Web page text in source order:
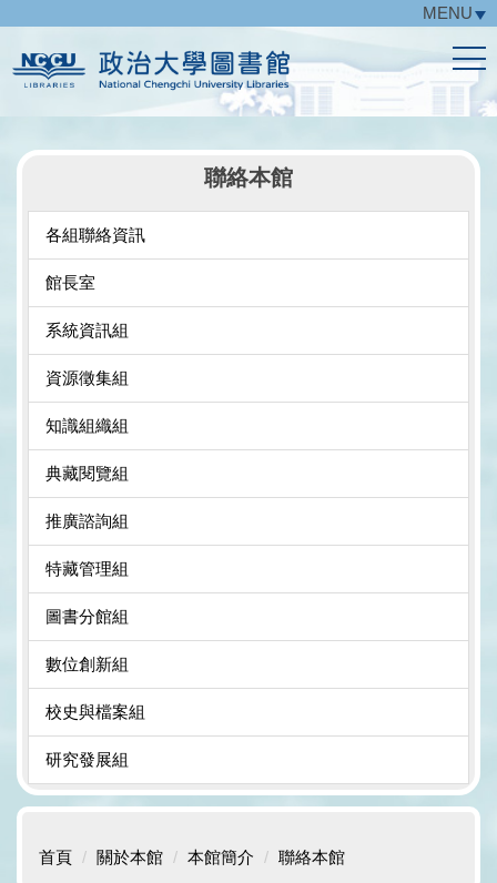
主
要
區
MENU
聯絡本館
各組聯絡資訊
館長室
系統資訊組
資源徵集組
知識組織組
典藏閱覽組
推廣諮詢組
特藏管理組
圖書分館組
數位創新組
校史與檔案組
研究發展組
首頁 關於本館 本館簡介 聯絡本館